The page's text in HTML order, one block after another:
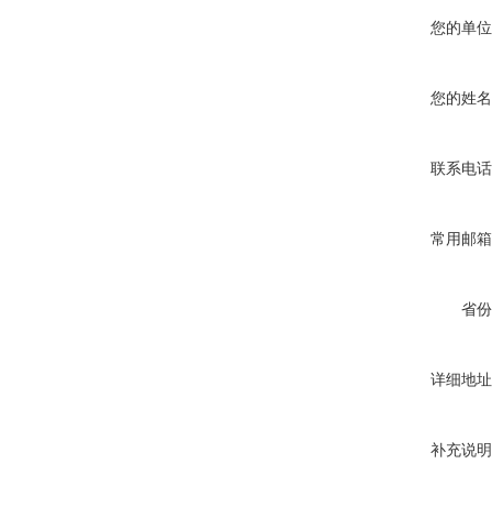
您的单
您的姓
联系电
常用邮
省
详细地
补充说